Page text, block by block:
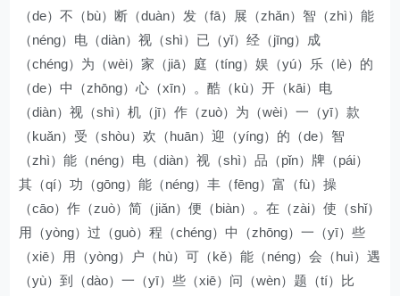
（de）不（bù）断（duàn）发（fā）展（zhǎn）智（zhì）能
（néng）电（diàn）视（shì）已（yǐ）经（jīng）成
（chéng）为（wèi）家（jiā）庭（tíng）娱（yú）乐（lè）的
（de）中（zhōng）心（xīn）。酷（kù）开（kāi）电
（diàn）视（shì）机（jī）作（zuò）为（wèi）一（yī）款
（kuǎn）受（shòu）欢（huān）迎（yíng）的（de）智
（zhì）能（néng）电（diàn）视（shì）品（pǐn）牌（pái）
其（qí）功（gōng）能（néng）丰（fēng）富（fù）操
（cāo）作（zuò）简（jiǎn）便（biàn）。在（zài）使（shǐ）
用（yòng）过（guò）程（chéng）中（zhōng）一（yī）些
（xiē）用（yòng）户（hù）可（kě）能（néng）会（huì）遇
（yù）到（dào）一（yī）些（xiē）问（wèn）题（tí）比